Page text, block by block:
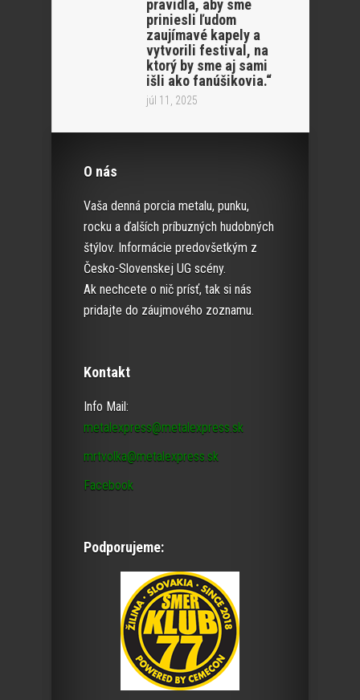
pravidla, aby sme
priniesli ľudom
zaujímavé kapely a
vytvorili festival, na
ktorý by sme aj sami
išli ako fanúšikovia.“
júl 11, 2025
O nás
Vaša denná porcia metalu, punku,
rocku a ďalších príbuzných hudobných
štýlov. Informácie predovšetkým z
Česko-Slovenskej UG scény.
Ak nechcete o nič prísť, tak si nás
pridajte do záujmového zoznamu.
Kontakt
Info Mail:
metalexpress@metalexpress.sk
mrtvolka@metalexpress.sk
Facebook
Podporujeme: